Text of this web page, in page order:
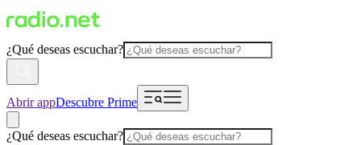
¿Qué deseas escuchar?
Abrir appDescubre Prime
¿Qué deseas escuchar?